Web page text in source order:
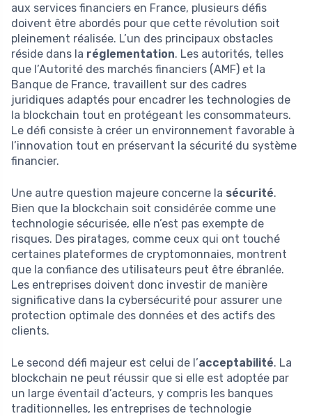
aux services financiers en France, plusieurs défis
doivent être abordés pour que cette révolution soit
pleinement réalisée. L’un des principaux obstacles
réside dans la réglementation. Les autorités, telles
que l’Autorité des marchés financiers (AMF) et la
Banque de France, travaillent sur des cadres
juridiques adaptés pour encadrer les technologies de
la blockchain tout en protégeant les consommateurs.
Le défi consiste à créer un environnement favorable à
l’innovation tout en préservant la sécurité du système
financier.
Une autre question majeure concerne la sécurité.
Bien que la blockchain soit considérée comme une
technologie sécurisée, elle n’est pas exempte de
risques. Des piratages, comme ceux qui ont touché
certaines plateformes de cryptomonnaies, montrent
que la confiance des utilisateurs peut être ébranlée.
Les entreprises doivent donc investir de manière
significative dans la cybersécurité pour assurer une
protection optimale des données et des actifs des
clients.
Le second défi majeur est celui de l’acceptabilité. La
blockchain ne peut réussir que si elle est adoptée par
un large éventail d’acteurs, y compris les banques
traditionnelles, les entreprises de technologie